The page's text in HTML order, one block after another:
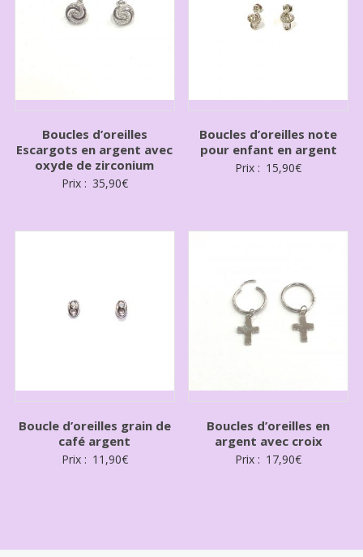
Boucles d’oreilles
Escargots en argent avec
oxyde de zirconium
Prix : 35,90€
Boucles d’oreilles note
pour enfant en argent
Prix : 15,90€
Boucle d’oreilles grain de
café argent
Prix : 11,90€
Boucles d’oreilles en
argent avec croix
Prix : 17,90€